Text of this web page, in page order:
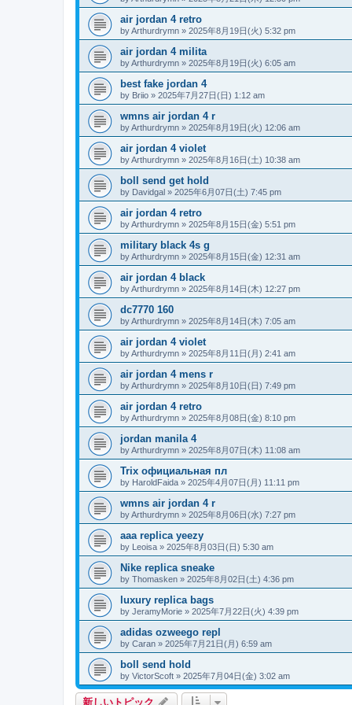
air jordan 4 retro
byArthurdrymn » 2025年8月19日(火) 5:32 pm
air jordan 4 milita
byArthurdrymn » 2025年8月19日(火) 6:05 am
best fake jordan 4
by Briio » 2025年7月27日(日) 1:12 am
wmns air jordan 4 r
byArthurdrymn » 2025年8月19日(火) 12:06 am
air jordan 4 violet
byArthurdrymn » 2025年8月16日(土) 10:38 am
boll send get hold
by Davidgal » 2025年6月07日(土) 7:45 pm
air jordan 4 retro
byArthurdrymn » 2025年8月15日(金) 5:51 pm
military black 4s g
byArthurdrymn » 2025年8月15日(金) 12:31 am
air jordan 4 black
byArthurdrymn » 2025年8月14日(木) 12:27 pm
dc7770 160
byArthurdrymn » 2025年8月14日(木) 7:05 am
air jordan 4 violet
byArthurdrymn » 2025年8月11日(月) 2:41 am
air jordan 4 mens r
byArthurdrymn » 2025年8月10日(日) 7:49 pm
air jordan 4 retro
byArthurdrymn » 2025年8月08日(金) 8:10 pm
jordan manila 4
byArthurdrymn » 2025年8月07日(木) 11:08 am
Trix официальная пл
by HaroldFaida » 2025年4月07日(月) 11:11 pm
wmns air jordan 4 r
byArthurdrymn » 2025年8月06日(水) 7:27 pm
aaa replica yeezy
by Leoisa » 2025年8月03日(日) 5:30 am
Nike replica sneake
by Thomasken » 2025年8月02日(土) 4:36 pm
luxury replica bags
by JeramyMorie » 2025年7月22日(火) 4:39 pm
adidas ozweego repl
by Caran » 2025年7月21日(月) 6:59 am
boll send hold
by VictorScoft » 2025年7月04日(金) 3:02 am
新しいトピック